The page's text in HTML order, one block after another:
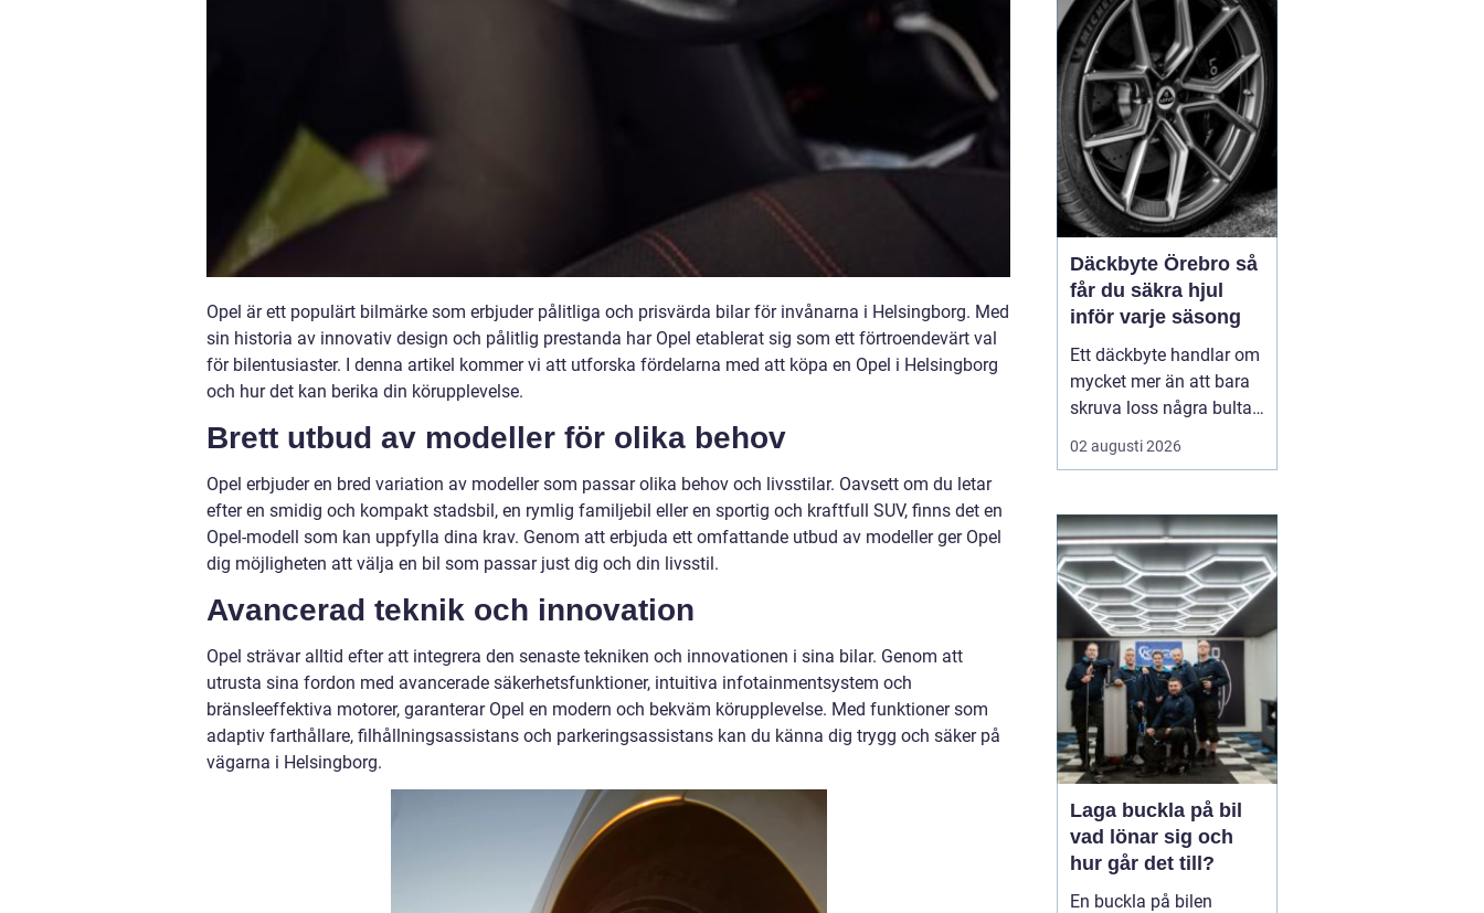
Opel är ett populärt bilmärke som erbjuder pålitliga och prisvärda bilar för invånarna i Helsingborg. Med
sin historia av innovativ design och pålitlig prestanda har Opel etablerat sig som ett förtroendevärt val
för bilentusiaster. I denna artikel kommer vi att utforska fördelarna med att köpa en Opel i Helsingborg
och hur det kan berika din körupplevelse.
Brett utbud av modeller för olika behov
Opel erbjuder en bred variation av modeller som passar olika behov och livsstilar. Oavsett om du letar
efter en smidig och kompakt stadsbil, en rymlig familjebil eller en sportig och kraftfull SUV, finns det en
Opel-modell som kan uppfylla dina krav. Genom att erbjuda ett omfattande utbud av modeller ger Opel
dig möjligheten att välja en bil som passar just dig och din livsstil.
Avancerad teknik och innovation
Opel strävar alltid efter att integrera den senaste tekniken och innovationen i sina bilar. Genom att
utrusta sina fordon med avancerade säkerhetsfunktioner, intuitiva infotainmentsystem och
bränsleeffektiva motorer, garanterar Opel en modern och bekväm körupplevelse. Med funktioner som
adaptiv farthållare, filhållningsassistans och parkeringsassistans kan du känna dig trygg och säker på
vägarna i Helsingborg.
avgörande roll. Rätt
skött kan...
Däckbyte Örebro så
får du säkra hjul
inför varje säsong
Ett däckbyte handlar om
mycket mer än att bara
skruva loss några bultar.
För bilägare i Örebro kan
skillnaden mellan bra
tydligt när första
snöfallet kommer, eller
när sommarregnet gör
vägarna hala. Med rätt
kunskap om däck, da...
02 augusti 2026
Laga buckla på bil
vad lönar sig och
hur går det till?
En buckla på bilen